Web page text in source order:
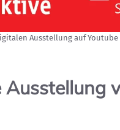
Ausstellung auf